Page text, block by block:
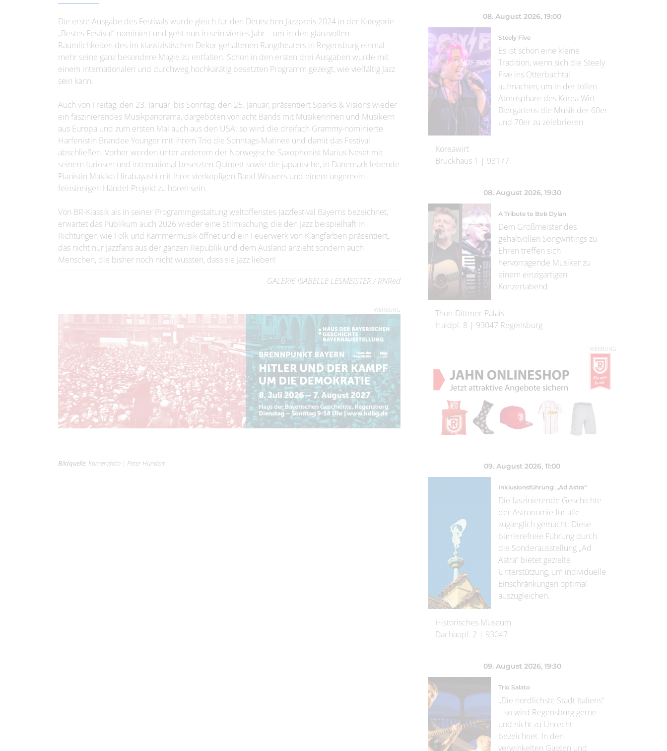
Die erste Ausgabe des Festivals wurde gleich für den Deutschen Jazzpreis 2024 in der Kategorie
„Bestes Festival“ nominiert und geht nun in sein viertes Jahr – um in den glanzvollen
Räumlichkeiten des im klassizistischen Dekor gehaltenen Rangtheaters in Regensburg einmal
mehr seine ganz besondere Magie zu entfalten. Schon in den ersten drei Ausgaben wurde mit
einem internationalen und durchweg hochkarätig besetzten Programm gezeigt, wie vielfältig Jazz
sein kann.
Auch von Freitag, den 23. Januar, bis Sonntag, den 25. Januar, präsentiert Sparks & Visions wieder
ein faszinierendes Musikpanorama, dargeboten von acht Bands mit Musikerinnen und Musikern
aus Europa und zum ersten Mal auch aus den USA: so wird die dreifach Grammy-nominierte
Harfenistin Brandee Younger mit ihrem Trio die Sonntags-Matinee und damit das Festival
abschließen. Vorher werden unter anderem der Norwegische Saxophonist Marius Neset mit
seinem furiosen und international besetzten Quintett sowie die japanische, in Dänemark lebende
Pianistin Makiko Hirabayashi mit ihrer vierköpfigen Band Weavers und einem ungemein
feinsinnigen Händel-Projekt zu hören sein.
Von BR-Klassik als in seiner Programmgestaltung weltoffenstes Jazzfestival Bayerns bezeichnet,
erwartet das Publikum auch 2026 wieder eine Stilmischung, die den Jazz beispielhaft in
Richtungen wie Folk und Kammermusik öffnet und ein Feuerwerk von Klangfarben präsentiert,
das nicht nur Jazzfans aus der ganzen Republik und dem Ausland anzieht sondern auch
Menschen, die bisher noch nicht wussten, dass sie Jazz lieben!
GALERIE ISABELLE LESMEISTER / RNRed
WERBUNG
Bildquelle: Kamerafoto | Peter Hundert
08. August 2026, 19:00
Steely Five
Es ist schon eine kleine
Tradition, wenn sich die Steely
Five ins Otterbachtal
aufmachen, um in der tollen
Atmosphäre des Korea Wirt
Biergartens die Musik der 60er
und 70er zu zelebrieren.
Koreawirt
Bruckhaus 1 | 93177
08. August 2026, 19:30
A Tribute to Bob Dylan
Dem Großmeister des
gehaltvollen Songwritings zu
Ehren treffen sich
hervorragende Musiker zu
einem einzigartigen
Konzertabend
Thon-Dittmer-Palais
Haidpl. 8 | 93047 Regensburg
WERBUNG
09. August 2026, 11:00
Inklusionsführung: „Ad Astra“
Die faszinierende Geschichte
der Astronomie für alle
zugänglich gemacht: Diese
barrierefreie Führung durch
die Sonderausstellung „Ad
Astra“ bietet gezielte
Unterstützung, um individuelle
Einschränkungen optimal
auszugleichen.
Historisches Museum
Dachaupl. 2 | 93047
09. August 2026, 19:30
Trio Salato
„Die nördlichste Stadt Italiens“
– so wird Regensburg gerne
und nicht zu Unrecht
bezeichnet. In den
verwinkelten Gassen und